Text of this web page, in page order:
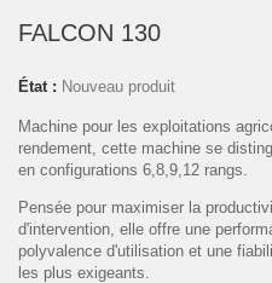
FALCON 130
État : Nouveau produit
Machine pour les exploitations
rendement, cette machine se
en configurations 6,8,9,12 rangs.
Pensée pour maximiser la
d'intervention, elle offre une
polyvalence d'utilisation et une
les plus exigeants.